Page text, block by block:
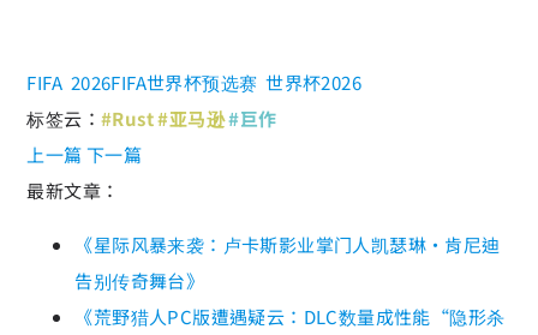
FIFA 2026FIFA世界杯预选赛 世界杯2026
标签云： #Rust#亚马逊#巨作
上一篇下一篇
最新文章：
《星际风暴来袭：卢卡斯影业掌门人凯瑟琳·肯尼迪
告别传奇舞台》
《荒野猎人PC版遭遇疑云：DLC数量成性能“隐形杀